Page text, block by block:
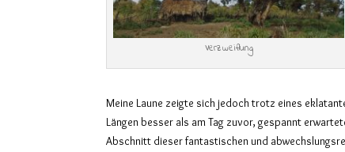
Verzweiflung
Meine Laune zeigte sich jedoch trotz eines
Längen besser als am Tag zuvor, gespannt
Abschnitt dieser fantastischen und